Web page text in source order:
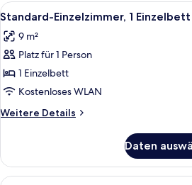
Doppelbett,
ohne
Fenster
Alle
Fotos
für
Standard-
Einzelzimmer,
1 Einzelbett
anzeigen
Ein
5
Standard-Einzelzimmer, 1 Einzelbett
9 m²
Platz für 1 Person
1 Einzelbett
Kostenloses WLAN
Weitere Details
Weitere
Einzelzimmer,
1 Einzelbett
Daten
Ein